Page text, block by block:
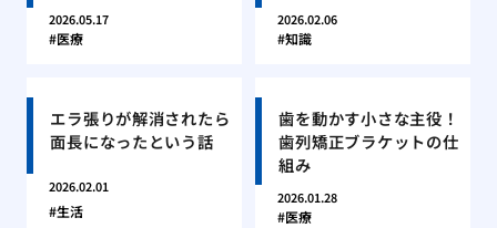
2026.05.17
医療
2026.02.06
知識
エラ張りが解消されたら
面長になったという話
2026.02.01
生活
歯を動かす小さな主役！
歯列矯正ブラケットの仕
組み
2026.01.28
医療